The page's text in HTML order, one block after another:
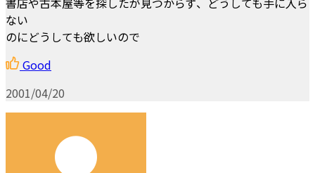
ない
のにどうしても欲しいので
Good
2001/04/20